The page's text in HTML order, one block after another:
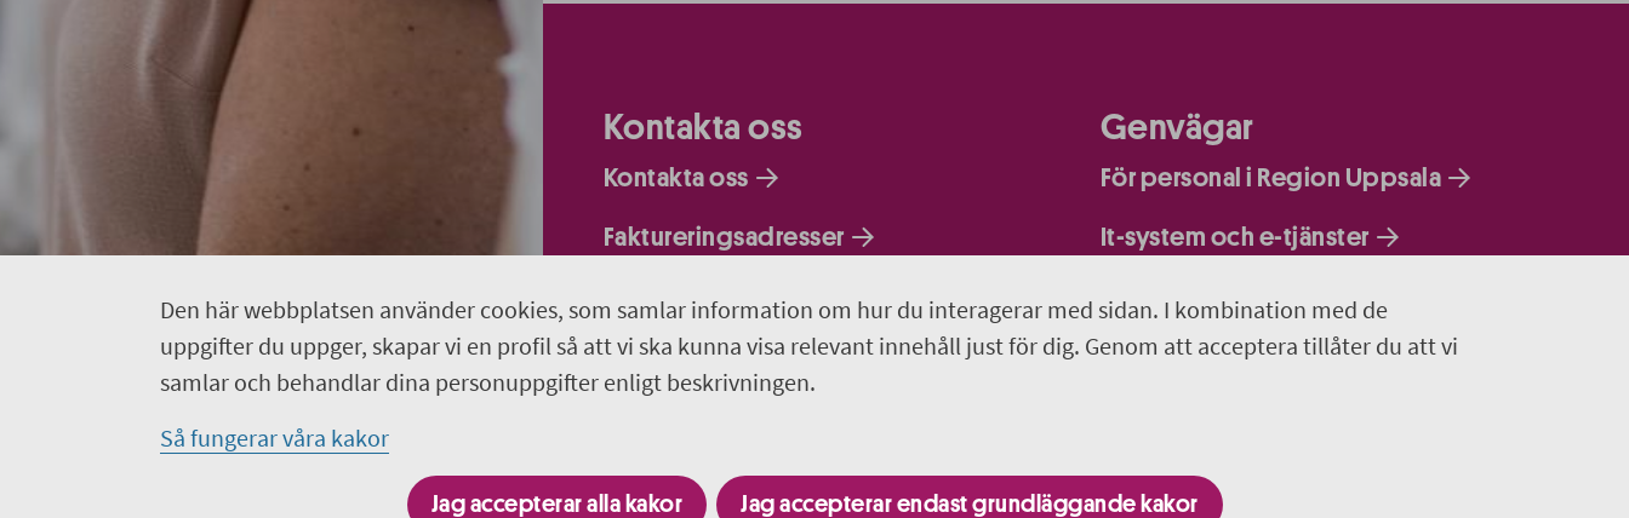
Den här webbplatsen använder cookies, som samlar information om hur du interagerar med sidan. I kombination med de
uppgifter du uppger, skapar vi en profil så att vi ska kunna visa relevant innehåll just för dig. Genom att acceptera tillåter du att vi
samlar och behandlar dina personuppgifter enligt beskrivningen.
Så fungerar våra kakor
Jag accepterar alla kakor Jag accepterar endast grundläggande kakor
Kontakta oss
Kontakta oss
Faktureringsadresser
Om webbplatsen
018-611 00 00
Genvägar
För personal i Region Uppsala
It-system och e-tjänster